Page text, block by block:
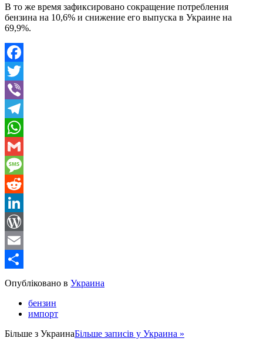
В то же время зафиксировано сокращение потребления
бензина на 10,6% и снижение его выпуска в Украине на
69,9%.
Facebook
Twitter
Viber
Telegram
WhatsApp
Gmail
Message
Reddit
LinkedIn
WordPress
Email
Share
Опубліковано в Украина
бензин
импорт
Більше з УкраинаБільше записів у Украина »